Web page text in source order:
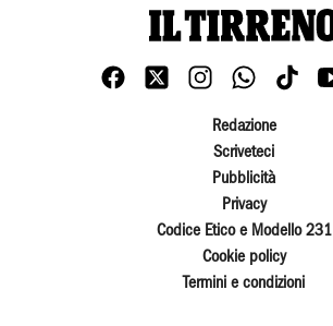
Redazione
Scriveteci
Pubblicità
Privacy
Codice Etico e Modello 231
Cookie policy
Termini e condizioni